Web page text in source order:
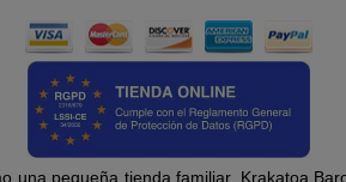
una pequeña tienda familiar, Krakatoa